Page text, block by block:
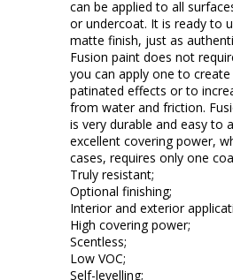
can be applied to all
or undercoat. It is ready to
matte finish, just as
Fusion paint does not
you can apply one to
patinated effects or to
from water and friction.
is very durable and easy to
excellent covering power,
cases, requires only one
Truly resistant;
Optional finishing;
Interior and exterior
High covering power;
Scentless;
Low VOC;
Self-levelling;